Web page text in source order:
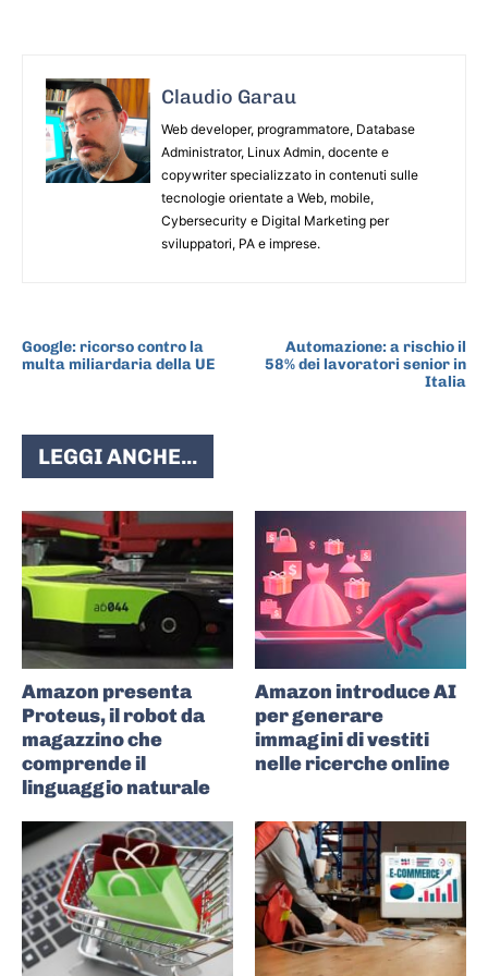
Claudio Garau
Web developer, programmatore, Database
Administrator, Linux Admin, docente e
copywriter specializzato in contenuti sulle
tecnologie orientate a Web, mobile,
Cybersecurity e Digital Marketing per
sviluppatori, PA e imprese.
Google: ricorso contro la
multa miliardaria della UE
Automazione: a rischio il
58% dei lavoratori senior in
Italia
LEGGI ANCHE...
Amazon presenta
Proteus, il robot da
magazzino che
comprende il
linguaggio naturale
Amazon introduce AI
per generare
immagini di vestiti
nelle ricerche online